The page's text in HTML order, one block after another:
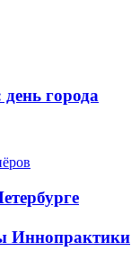
города
Иннопрактики